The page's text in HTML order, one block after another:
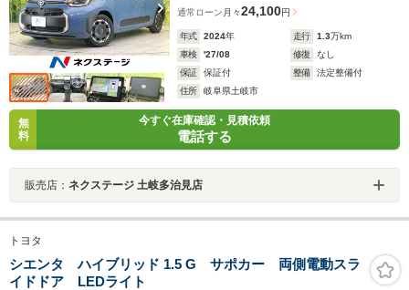
通常ローン 月々24,100円
年式 2024年 走行 1.3万km
車検
'27/08 修復
なし
保証
保証付 整備
法定整備付
住所
岐阜県土岐市
無
料
今すぐ在庫確認・見積依頼
電話する
販売店： ネクステージ 土岐多治見店
トヨタ
シエンタ ハイブリッド 1.5 G サポカー 両側電動スラ
イドドア LEDライト